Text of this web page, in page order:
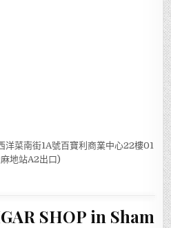
洋菜南街1A號百寶利商業中心22樓01
地站A2出口)
SHOP in Sham